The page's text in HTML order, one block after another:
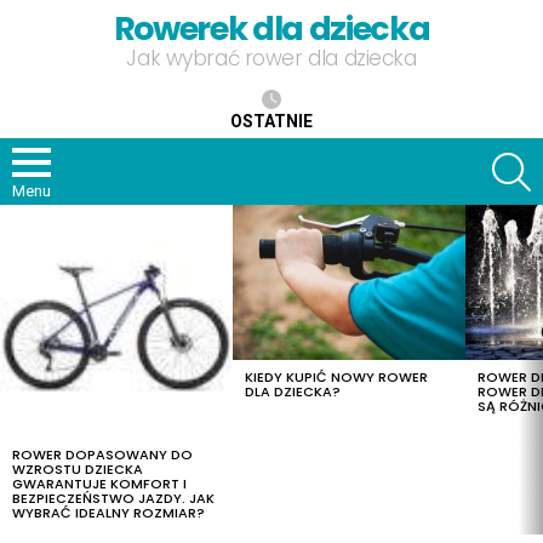
Rowerek dla dziecka
Jak wybrać rower dla dziecka
OSTATNIE
Menu
ROWER DOPASOWANY DO
WZROSTU DZIECKA
GWARANTUJE KOMFORT I
BEZPIECZEŃSTWO JAZDY. JAK
WYBRAĆ IDEALNY ROZMIAR?
KIEDY KUPIĆ NOWY ROWER
DLA DZIECKA?
ROWER
ROWER
SĄ